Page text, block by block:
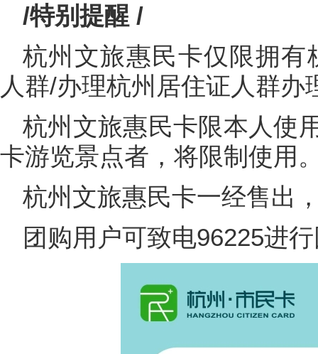
/特别提醒 /
杭州文旅惠民卡仅限拥
人群/办理杭州居住证人群办
杭州文旅惠民卡限本人使
卡游览景点者，将限制使用
杭州文旅惠民卡一经售出
团购用户可致电96225进